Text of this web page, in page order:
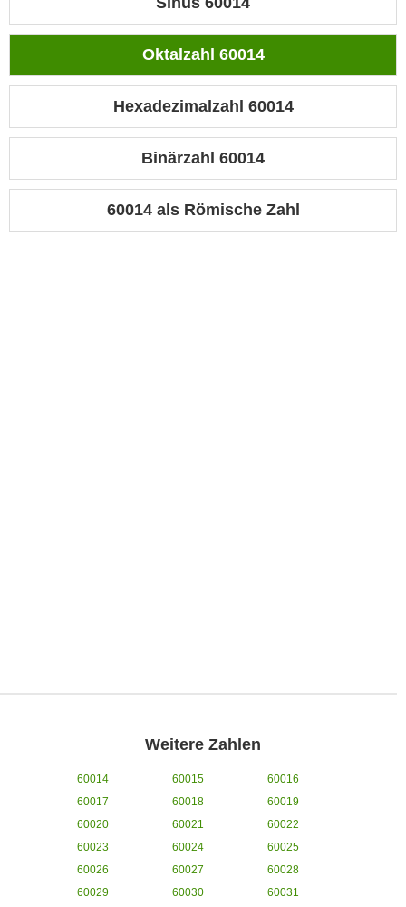
Oktalzahl 60014
Hexadezimalzahl 60014
Binärzahl 60014
60014 als Römische Zahl
Weitere Zahlen
60014 60015
60016
60017
60018
60019
60020
60021
60022
60023
60024
60025
60026
60027
60028
60029
60030
60031